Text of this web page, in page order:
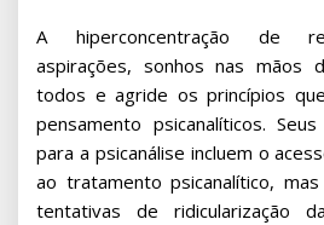
A hiperconcentração de
aspirações, sonhos nas mãos
todos e agride os princípios
pensamento psicanalíticos.
para a psicanálise incluem o
ao tratamento psicanalítico,
tentativas de ridicularização